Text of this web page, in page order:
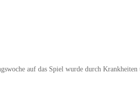
auf das Spiel wurde durch Krankheiten